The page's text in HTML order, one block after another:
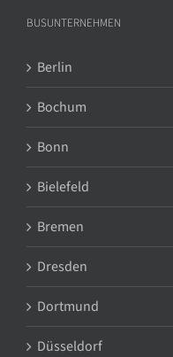
BUSUNTERNEHMEN
Berlin
Bochum
Bonn
Bielefeld
Bremen
Dresden
Dortmund
Düsseldorf